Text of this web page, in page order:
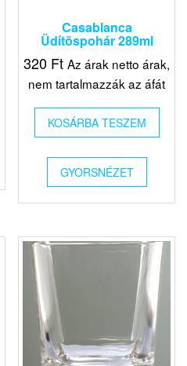
Casablanca
Üdítõspohár 289ml
320 Ft Az árak netto árak,
nem tartalmazzák az áfát
KOSÁRBA TESZEM
GYORSNÉZET